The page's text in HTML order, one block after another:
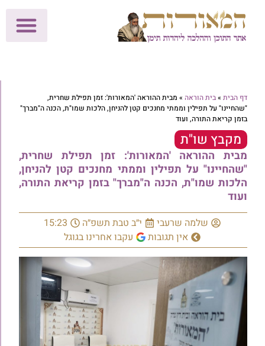
דף הבית »בית הוראה » מבית ההוראה 'המאורות': זמן תפילת שחרית,
"שהחיינו" על תפילין וממתי מחנכים קטן להניחן, הלכות שמו"ת, הכנה ה"מברך"
בזמן קריאת התורה, ועוד
מקבץ שו"ת
מבית ההוראה 'המאורות': זמן תפילת שחרית,
"שהחיינו" על תפילין וממתי מחנכים קטן להניחן,
הלכות שמו"ת, הכנה ה"מברך" בזמן קריאת התורה,
ועוד
שלמה שרעבי י״ב טבת תשפ״ה
15:23
אין תגובות
עקבו אחרינו בגוגל